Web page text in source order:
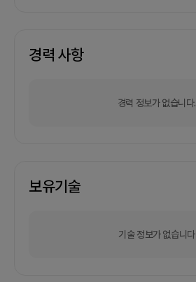
경력 사항
경력 정보가 없습니다.
보유기술
기술 정보가 없습니다